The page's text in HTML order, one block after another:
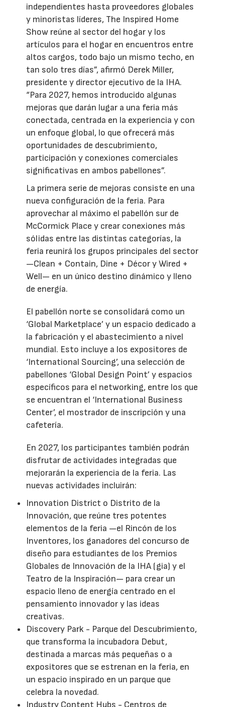
independientes hasta proveedores globales
y minoristas líderes, The Inspired Home
Show reúne al sector del hogar y los
artículos para el hogar en encuentros entre
altos cargos, todo bajo un mismo techo, en
tan solo tres días”, afirmó Derek Miller,
presidente y director ejecutivo de la IHA.
“Para 2027, hemos introducido algunas
mejoras que darán lugar a una feria más
conectada, centrada en la experiencia y con
un enfoque global, lo que ofrecerá más
oportunidades de descubrimiento,
participación y conexiones comerciales
significativas en ambos pabellones”.
La primera serie de mejoras consiste en una
nueva configuración de la feria. Para
aprovechar al máximo el pabellón sur de
McCormick Place y crear conexiones más
sólidas entre las distintas categorías, la
feria reunirá los grupos principales del sector
—Clean + Contain, Dine + Décor y Wired +
Well— en un único destino dinámico y lleno
de energía.
El pabellón norte se consolidará como un
‘Global Marketplace’ y un espacio dedicado a
la fabricación y el abastecimiento a nivel
mundial. Esto incluye a los expositores de
‘International Sourcing’, una selección de
pabellones ‘Global Design Point’ y espacios
específicos para el networking, entre los que
se encuentran el ‘International Business
Center’, el mostrador de inscripción y una
cafetería.
En 2027, los participantes también podrán
disfrutar de actividades integradas que
mejorarán la experiencia de la feria. Las
nuevas actividades incluirán:
Innovation District o Distrito de la
Innovación, que reúne tres potentes
elementos de la feria —el Rincón de los
Inventores, los ganadores del concurso de
diseño para estudiantes de los Premios
Globales de Innovación de la IHA (gia) y el
Teatro de la Inspiración— para crear un
espacio lleno de energía centrado en el
pensamiento innovador y las ideas
creativas.
Discovery Park - Parque del Descubrimiento,
que transforma la incubadora Debut,
destinada a marcas más pequeñas o a
expositores que se estrenan en la feria, en
un espacio inspirado en un parque que
celebra la novedad.
Industry Content Hubs - Centros de